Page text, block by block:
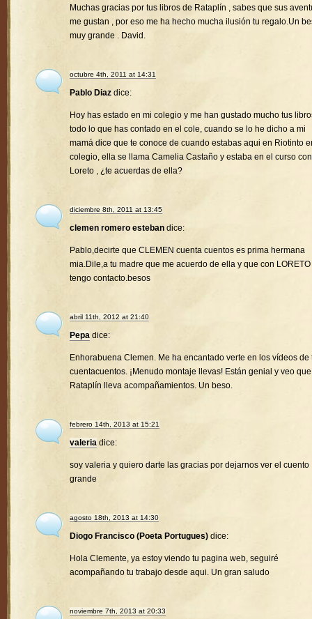
Muchas gracias por tus libros de Rataplín , sabes que sus
me gustan , por eso me ha hecho mucha ilusión tu regalo.Un
muy grande . David.
octubre 4th, 2011 at 14:31
Pablo Diaz dice:
Hoy has estado en mi colegio y me han gustado mucho tus
todo lo que has contado en el cole, cuando se lo he dicho a mi
mamá dice que te conoce de cuando estabas aqui en Riotinto
colegio, ella se llama Camelia Castaño y estaba en el curso con
Loreto , ¿te acuerdas de ella?
diciembre 8th, 2011 at 13:45
clemen romero esteban dice:
Pablo,decirte que CLEMEN cuenta cuentos es prima hermana
mia.Dile,a tu madre que me acuerdo de ella y que con LORETO
tengo contacto.besos
abril 11th, 2012 at 21:40
Pepa dice:
Enhorabuena Clemen. Me ha encantado verte en los vídeos de
cuentacuentos. ¡Menudo montaje llevas! Están genial y veo que
Rataplín lleva acompañamientos. Un beso.
febrero 14th, 2013 at 15:21
valeria dice:
soy valeria y quiero darte las gracias por dejarnos ver el cuento
grande
agosto 18th, 2013 at 14:30
Diogo Francisco (Poeta Portugues) dice:
Hola Clemente, ya estoy viendo tu pagina web, seguiré
acompañando tu trabajo desde aqui. Un gran saludo
noviembre 7th, 2013 at 20:33